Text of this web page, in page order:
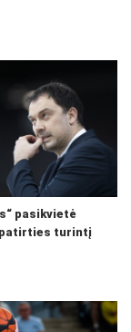
pasikvietė
turintį